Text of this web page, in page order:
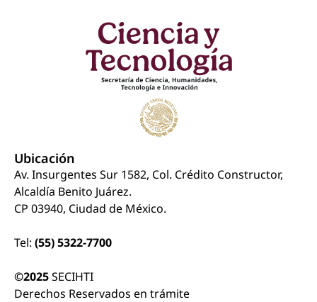
Ubicación
Av. Insurgentes Sur 1582, Col. Crédito Constructor,
Alcaldía Benito Juárez.
CP 03940, Ciudad de México.
Tel: (55) 5322-7700
©2025SECIHTI
Derechos Reservados en trámite